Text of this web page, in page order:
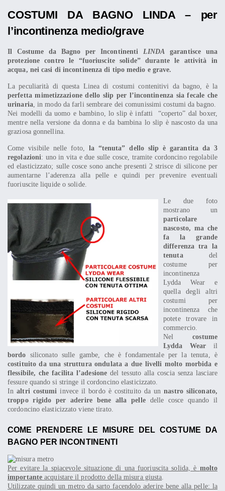
COSTUMI DA BAGNO LINDA – per
l’incontinenza medio/grave
Il Costume da Bagno per Incontinenti LINDA garantisce una
protezione contro le “fuoriuscite solide” durante le attività in
acqua, nei casi di incontinenza di tipo medio e grave.
La peculiarità di questa Linea di costumi contenitivi da bagno, è la
perfetta mimetizzazione dello slip per l’incontinenza sia fecale che
urinaria , in modo da farli sembrare dei comunissimi costumi da bagno.
Nei modelli da uomo e bambino, lo slip è infatti “coperto” dal boxer,
mentre nella versione da donna e da bambina lo slip è nascosto da una
graziosa gonnellina.
Come visibile nelle foto, la “tenuta” dello slip è garantita da 3
regolazioni: uno in vita e due sulle cosce, tramite cordoncino regolabile
ed elasticizzato; sulle cosce sono anche presenti 2 strisce di silicone per
aumentarne l’aderenza alla pelle e quindi per prevenire eventuali
fuoriuscite liquide o solide.
Le due foto
mostrano un
particolare
nascosto, ma che
fa la grande
differenza tra la
tenuta del
costume per
incontinenza
Lydda Wear e
quella degli altri
costumi per
incontinenza che
potete trovare in
commercio.
Nelcostume
Lydda Wear il
bordo siliconato sulle gambe, che è fondamentale per la tenuta, è
costituito da una struttura ondulata a due livelli molto morbida e
flessibile, che facilita l’adesione del tessuto alla coscia senza lasciare
fessure quando si stringe il cordoncino elasticizzato.
Inaltri costumi invece il bordo è costituito da unnastro siliconato,
troppo rigido per aderire bene alla pelledelle cosce quando il
cordoncino elasticizzato viene tirato.
COME PRENDERE LE MISURE DEL COSTUME DA
BAGNO PER INCONTINENTI
Per evitare la spiacevole situazione di una fuoriuscita solida, è molto
importante acquistare il prodotto della misura giusta.
Utilizzate quindi un metro da sarto facendolo aderire bene alla pelle: la